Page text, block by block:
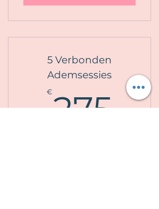
5 Verbonden
Ademsessies
€275